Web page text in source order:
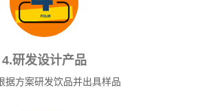
4.研发设计产品
据方案研发饮品并出具样品